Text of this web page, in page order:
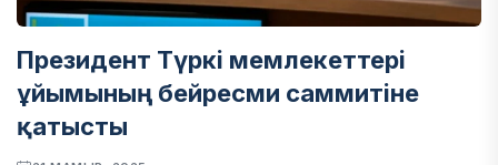
Президент Түркі мемлекеттері
ұйымының бейресми саммитіне
қатысты